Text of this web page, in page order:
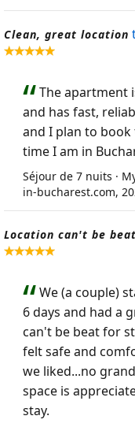
Clean, great location
The apartment
and has fast,
and I plan to
time I am in
Séjour de 7 nuits ·
in-bucharest.com,
Location can't be beat
We (a couple)
6 days and had a
can't be beat for
felt safe and
we liked...no
space is
stay.